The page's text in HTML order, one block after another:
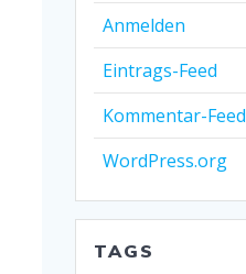
Anmelden
Eintrags-Feed
Kommentar-Feed
WordPress.org
TAGS